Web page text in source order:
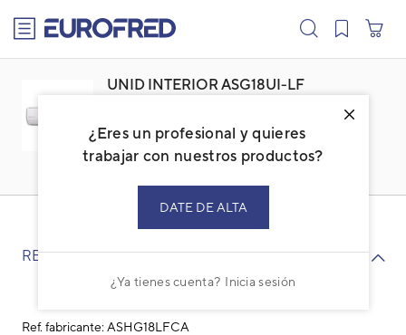
¿Eres un profesional y quieres
trabajar con nuestros productos?
DATE DE ALTA
¿Ya tienes cuenta? Inicia sesión
UNID INTERIOR ASG18UI-LF
Familia: ADGESPBI
GENERAL
Código: 3NGG8156
RECAMBIOS
Ref. fabricante: ASHG18LFCA